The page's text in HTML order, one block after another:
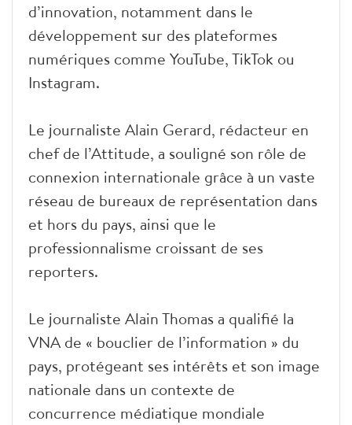
d’innovation, notamment dans le
développement sur des plateformes
numériques comme YouTube, TikTok ou
Instagram.
Le journaliste Alain Gerard, rédacteur en
chef de l’Attitude, a souligné son rôle de
connexion internationale grâce à un vaste
réseau de bureaux de représentation dans
et hors du pays, ainsi que le
professionnalisme croissant de ses
reporters.
Le journaliste Alain Thomas a qualifié la
VNA de « bouclier de l’information » du
pays, protégeant ses intérêts et son image
nationale dans un contexte de
concurrence médiatique mondiale